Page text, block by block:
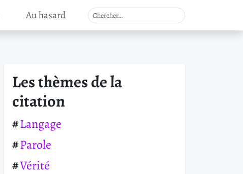
Au hasard
Les thèmes de la
citation
Langage
Parole
Vérité